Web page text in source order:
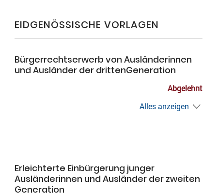
EIDGENÖSSISCHE VORLAGEN
Bürgerrechtserwerb von Ausländerinnen
und Ausländer der drittenGeneration
Abgelehnt
Alles anzeigen
Erleichterte Einbürgerung junger
Ausländerinnen und Ausländer der zweiten
Generation